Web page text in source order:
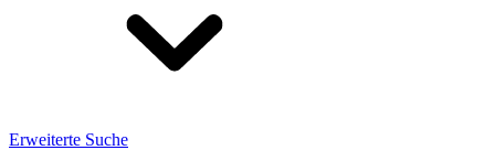
Erweiterte Suche